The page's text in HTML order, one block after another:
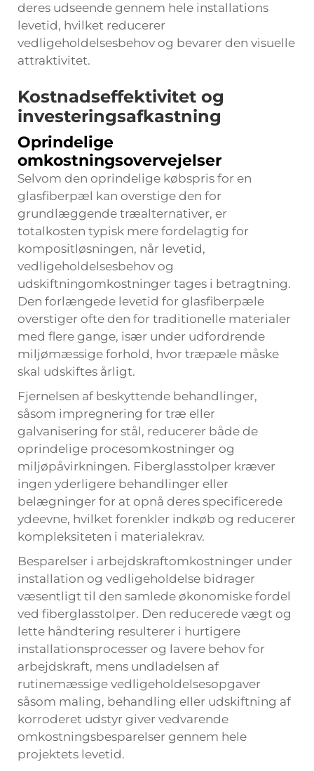
deres udseende gennem hele installations
levetid, hvilket reducerer
vedligeholdelsesbehov og bevarer den visuelle
attraktivitet.
Kostnadseffektivitet og
investeringsafkastning
Oprindelige
omkostningsovervejelser
Selvom den oprindelige købspris for en
glasfiberpæl kan overstige den for
grundlæggende træalternativer, er
totalkosten typisk mere fordelagtig for
kompositløsningen, når levetid,
vedligeholdelsesbehov og
udskiftningomkostninger tages i betragtning.
Den forlængede levetid for glasfiberpæle
overstiger ofte den for traditionelle materialer
med flere gange, især under udfordrende
miljømæssige forhold, hvor træpæle måske
skal udskiftes årligt.
Fjernelsen af beskyttende behandlinger,
såsom impregnering for træ eller
galvanisering for stål, reducerer både de
oprindelige procesomkostninger og
miljøpåvirkningen. Fiberglasstolper kræver
ingen yderligere behandlinger eller
belægninger for at opnå deres specificerede
ydeevne, hvilket forenkler indkøb og reducerer
kompleksiteten i materialekrav.
Besparelser i arbejdskraftomkostninger under
installation og vedligeholdelse bidrager
væsentligt til den samlede økonomiske fordel
ved fiberglasstolper. Den reducerede vægt og
lette håndtering resulterer i hurtigere
installationsprocesser og lavere behov for
arbejdskraft, mens undladelsen af
rutinemæssige vedligeholdelsesopgaver
såsom maling, behandling eller udskiftning af
korroderet udstyr giver vedvarende
omkostningsbesparelser gennem hele
projektets levetid.